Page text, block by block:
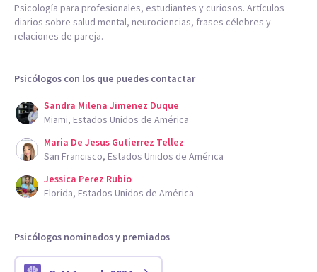
Psicología para profesionales, estudiantes y curiosos. Artículos
diarios sobre salud mental, neurociencias, frases célebres y
relaciones de pareja.
Psicólogos con los que puedes contactar
Sandra Milena Jimenez Duque
Miami, Estados Unidos de América
Maria De Jesus Gutierrez Tellez
San Francisco, Estados Unidos de América
Jessica Perez Rubio
Florida, Estados Unidos de América
Psicólogos nominados y premiados